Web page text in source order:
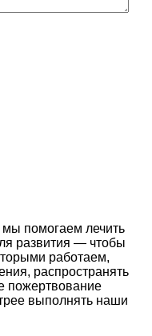
помогаем лечить
развития — чтобы
работаем,
распространять
пожертвование
выполнять наши